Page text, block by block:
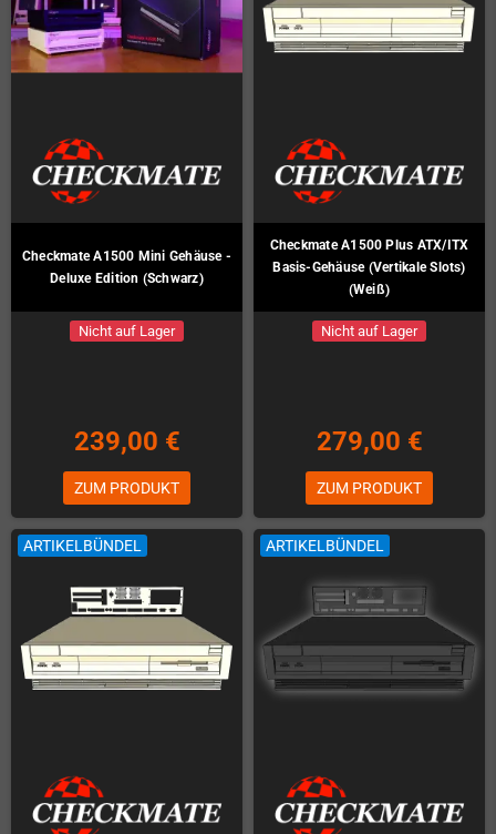
Checkmate A1500 Mini Gehäuse -
Deluxe Edition (Schwarz)
Nicht auf Lager
239,00 €
ZUM PRODUKT
Checkmate A1500 Plus ATX/ITX
Basis-Gehäuse (Vertikale Slots)
(Weiß)
Nicht auf Lager
279,00 €
ZUM PRODUKT
ARTIKELBÜNDEL ARTIKELBÜNDEL